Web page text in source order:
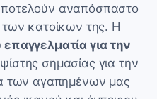
αναπόσπαστο
των κατοίκων της. Η
επαγγελματία για την
σημασίας για την
των αγαπημένων μας